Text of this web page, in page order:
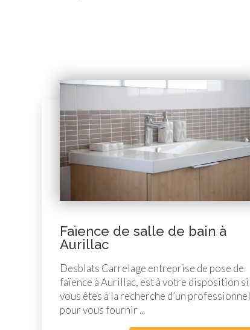
Faïence de salle de bain à
Aurillac
Desblats Carrelage entreprise de pose de
faïence à Aurillac, est à votre disposition si
vous êtes à la recherche d’un professionnel
pour vous fournir ...